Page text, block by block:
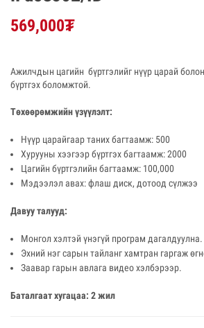
569,000₮
Ажилчдын цагийн бүртгэлийг нүүр царай
бүртгэх боломжтой.
Төхөөрөмжийн үзүүлэлт:
Нүүр царайгаар таних багтаамж: 500
Хурууны хээгээр бүртгэх багтаамж: 2000
Цагийн бүртгэлийн багтаамж: 100,000
Мэдээлэл авах: флаш диск, дотоод сүлжээ
Давуу талууд:
Монгол хэлтэй үнэгүй програм дагалдуулна.
Эхний нэг сарын тайланг хамтран гаргаж
Заавар гарын авлага видео хэлбэрээр.
Баталгаат хугацаа: 2 жил